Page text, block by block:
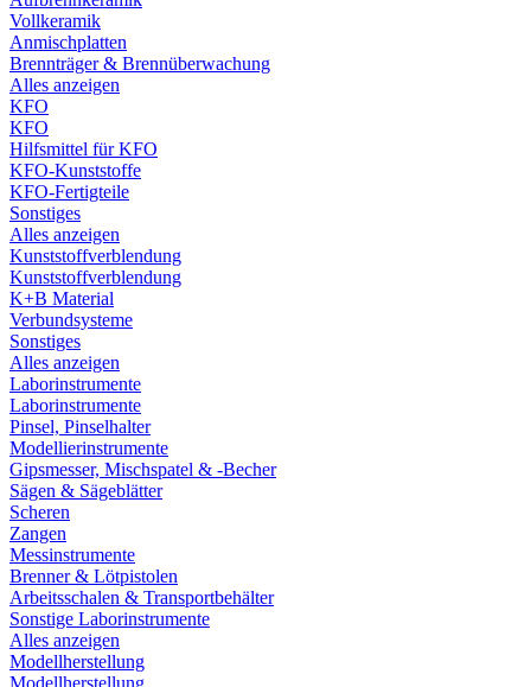
Vollkeramik
Anmischplatten
Brennträger & Brennüberwachung
Alles anzeigen
KFO
KFO
Hilfsmittel für KFO
KFO-Kunststoffe
KFO-Fertigteile
Sonstiges
Alles anzeigen
Kunststoffverblendung
Kunststoffverblendung
K+B Material
Verbundsysteme
Sonstiges
Alles anzeigen
Laborinstrumente
Laborinstrumente
Pinsel, Pinselhalter
Modellierinstrumente
Gipsmesser, Mischspatel & -Becher
Sägen & Sägeblätter
Scheren
Zangen
Messinstrumente
Brenner & Lötpistolen
Arbeitsschalen & Transportbehälter
Sonstige Laborinstrumente
Alles anzeigen
Modellherstellung
Modellherstellung